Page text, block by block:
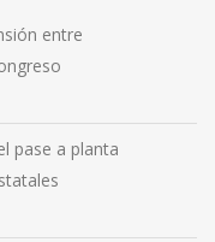
entre
pase a planta